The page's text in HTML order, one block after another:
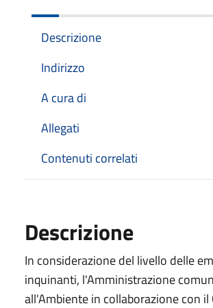
Descrizione
Indirizzo
A cura di
Allegati
Contenuti correlati
Descrizione
In considerazione del livello delle
inquinanti, l'Amministrazione
all'Ambiente in collaborazione con il